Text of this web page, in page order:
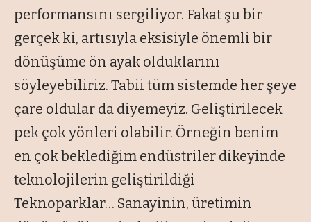
performansını sergiliyor. Fakat şu bir
gerçek ki, artısıyla eksisiyle önemli bir
dönüşüme ön ayak olduklarını
söyleyebiliriz. Tabii tüm sistemde her şeye
çare oldular da diyemeyiz. Geliştirilecek
pek çok yönleri olabilir. Örneğin benim
en çok beklediğim endüstriler dikeyinde
teknolojilerin geliştirildiği
Teknoparklar… Sanayinin, üretimin